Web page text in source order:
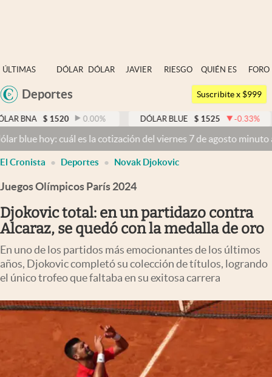
ÚLTIMAS
NOTICIAS
DÓLAR
DÓLAR
JAVIER
RIESGO
QUIÉN ES
QUIÉN
FORO
Argentina
México
Deportes
Dólar
Members
Economía y Política
Finanzas y Mercados
Mercados Online
Negocios
Columnistas
Otras secciones
Apertura
Infotechnology
Clase
Eventos Corporativos
Suscribite x $999
1520 0.00% DÓLAR BLUE $ 1525 -0.33% DÓLAR
cuál es la cotización del viernes 7 de agosto minuto a minuto
El Cronista Deportes Novak Djokovic
Juegos Olímpicos París 2024
Djokovic total: en un partidazo contra
Alcaraz, se quedó con la medalla de oro
En uno de los partidos más emocionantes de los últimos
años, Djokovic completó su colección de títulos, logrando
el único trofeo que faltaba en su exitosa carrera